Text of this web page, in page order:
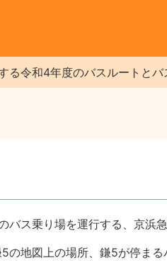
令和4年度のバスルートとバ
ス乗り場を運行する、京浜
の地図上の場所、鎌5が停ま